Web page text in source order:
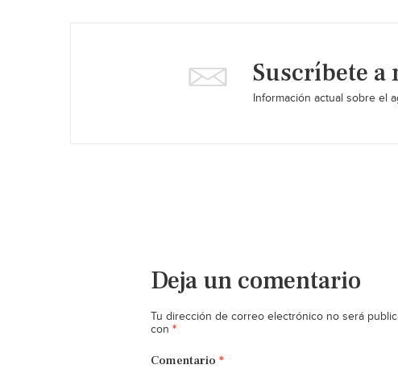
Suscríbete a
Información actual sobre el
Deja un comentario
Tu dirección de correo electrónico no será
con *
Comentario *